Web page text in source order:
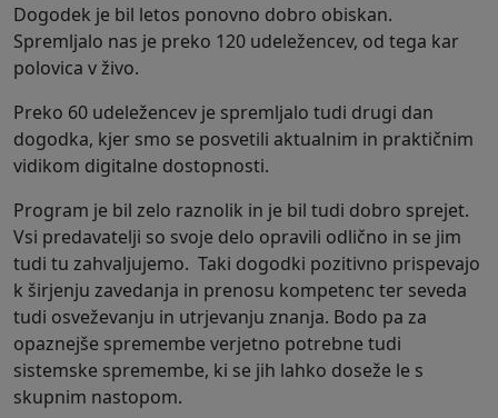
Dogodek je bil letos ponovno dobro obiskan.
Spremljalo nas je preko 120 udeležencev, od tega kar
polovica v živo.
Preko 60 udeležencev je spremljalo tudi drugi dan
dogodka, kjer smo se posvetili aktualnim in praktičnim
vidikom digitalne dostopnosti.
Program je bil zelo raznolik in je bil tudi dobro sprejet.
Vsi predavatelji so svoje delo opravili odlično in se jim
tudi tu zahvaljujemo. Taki dogodki pozitivno prispevajo
k širjenju zavedanja in prenosu kompetenc ter seveda
tudi osveževanju in utrjevanju znanja. Bodo pa za
opaznejše spremembe verjetno potrebne tudi
sistemske spremembe, ki se jih lahko doseže le s
skupnim nastopom.